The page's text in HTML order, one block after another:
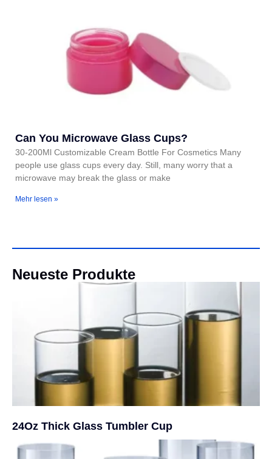
Can You Microwave Glass Cups?
30-200Ml Customizable Cream Bottle For Cosmetics Many
people use glass cups every day. Still, many worry that a
microwave may break the glass or make
Mehr lesen »
Neueste Produkte
24Oz Thick Glass Tumbler Cup